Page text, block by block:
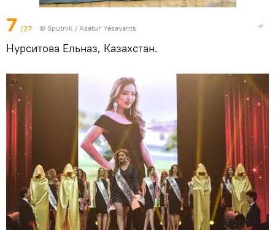
7 /27 © Sputnik / Asatur Yesayants
Нурситова Ельназ, Казахстан.